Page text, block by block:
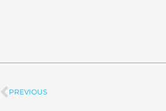
Prev
PREVIOUS